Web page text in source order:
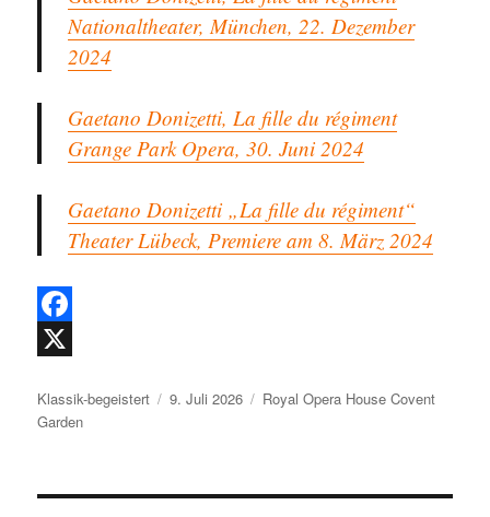
Nationaltheater, München, 22. Dezember
2024
Gaetano Donizetti, La fille du régiment
Grange Park Opera, 30. Juni 2024
Gaetano Donizetti „La fille du régiment“
Theater Lübeck, Premiere am 8. März 2024
F
c
Autor
Klassik-begeistert
Veröffentlicht
9. Juli 2026 Kategorien
Royal Opera House Covent
Garden